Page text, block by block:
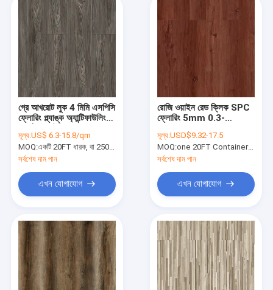
গ্রে আখরোট লুক 4 মিমি এসপিসি
ফ্লোরিং প্ল্যাঙ্ক অ্যান্টিফাউলিং
W82294-6 ক্লিক করুন
মূল্য:US$ 6.3-15.8/qm
MOQ:একটি 20FT ধারক, বা 2500 বর্গ মিটার;
সর্বশেষ দাম পান
এখন যোগাযোগ
রোজি ওয়াইন রেড ক্লিক SPC
ফ্লোরিং 5mm 0.3-
Greenpy MJ-W6007
মূল্য:USD$9.32-17.5
MOQ:one 20FT Container; একটি
সর্বশেষ দাম পান
এখন যোগাযোগ